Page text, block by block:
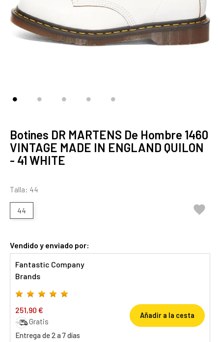
Botines DR MARTENS De Hombre 1460
VINTAGE MADE IN ENGLAND QUILON
- 41 WHITE
Talla: 44
44 
Vendido y enviado por:
Fantastic Company
Brands
251,90 €
Gratis
Entrega de 2 a 7 días
Añadir a la cesta